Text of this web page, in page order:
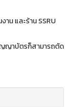
น และร้าน SSRU
ญญาบัตรก็สามารถตัด